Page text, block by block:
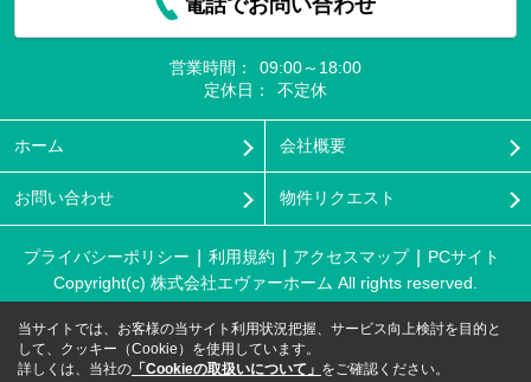
営業時間：
09:00～18:00
定休日：
不定休
ホーム 会社概要
お問い合わせ 物件リクエスト
プライバシーポリシー 利用規約 アクセスマップ
PCサイト
Copyright(c) 株式会社エヴァーホーム All rights reserved.
当サイトでは、お客様の当サイト利用状況把握、サービス向上検討を目的と
して、クッキー（Cookie）を使用しています。
詳しくは、当社の 「Cookieの取扱いについて」 をご確認ください。